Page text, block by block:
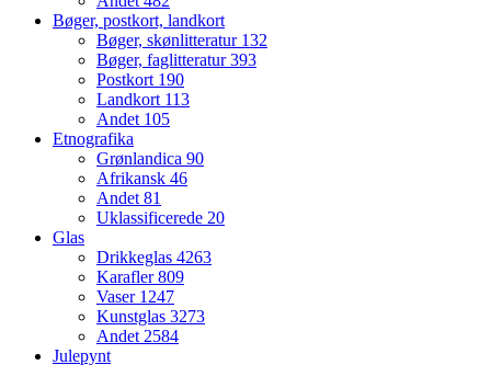
Bøger, postkort, landkort
Bøger, skønlitteratur 132
Bøger, faglitteratur393
Postkort 190
Landkort 113
Andet 105
Etnografika
Grønlandica 90
Afrikansk 46
Andet 81
Uklassificerede 20
Glas
Drikkeglas 4263
Karafler809
Vaser 1247
Kunstglas 3273
Andet 2584
Julepynt